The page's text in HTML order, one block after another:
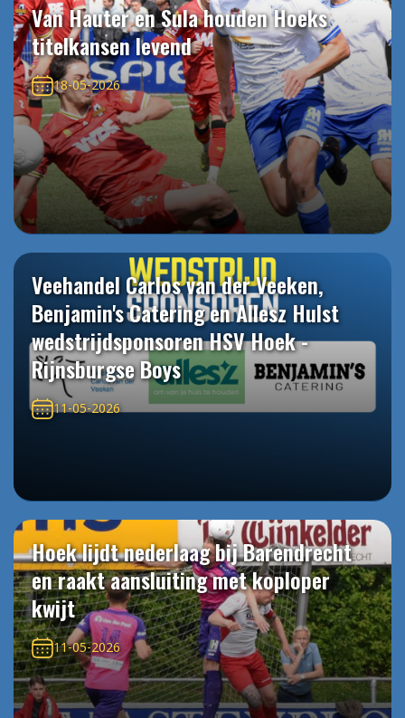
Van Hauter en Sula houden Hoeks
titelkansen levend
18-05-2026
Veehandel Carlos van der Veeken,
Benjamin's Catering en Allesz Hulst
wedstrijdsponsoren HSV Hoek -
Rijnsburgse Boys
11-05-2026
Hoek lijdt nederlaag bij Barendrecht
en raakt aansluiting met koploper
kwijt
11-05-2026